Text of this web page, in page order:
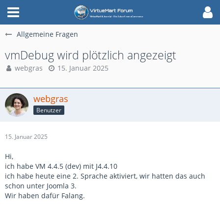
Allgemeine Fragen
vmDebug wird plötzlich angezeigt
webgras 15. Januar 2025
webgras
Benutzer
15. Januar 2025
Hi,
ich habe VM 4.4.5 (dev) mit J4.4.10
ich habe heute eine 2. Sprache aktiviert, wir hatten das auch
schon unter Joomla 3.
Wir haben dafür Falang.